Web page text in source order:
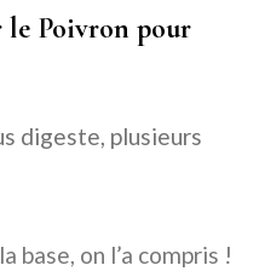
Poivron pour
digeste, plusieurs
base, on l’a compris !